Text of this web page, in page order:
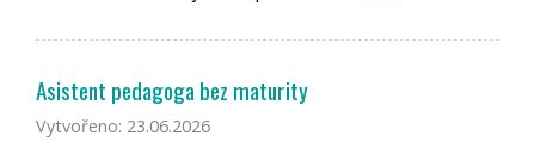
Asistent pedagoga bez maturity
Vytvořeno: 23.06.2026